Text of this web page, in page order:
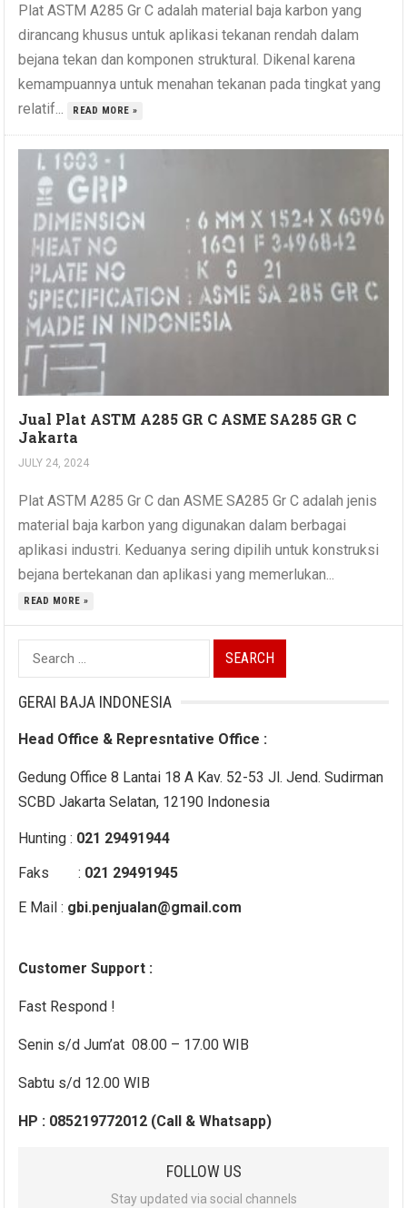
Plat ASTM A285 Gr C adalah material baja karbon yang
dirancang khusus untuk aplikasi tekanan rendah dalam
bejana tekan dan komponen struktural. Dikenal karena
kemampuannya untuk menahan tekanan pada tingkat yang
relatif...
READ MORE »
Jual Plat ASTM A285 GR C ASME SA285 GR C
Jakarta
JULY 24, 2024
Plat ASTM A285 Gr C dan ASME SA285 Gr C adalah jenis
material baja karbon yang digunakan dalam berbagai
aplikasi industri. Keduanya sering dipilih untuk konstruksi
bejana bertekanan dan aplikasi yang memerlukan...
READ MORE »
Search
for:
GERAI BAJA INDONESIA
Head Office & Represntative Office :
Gedung Office 8 Lantai 18 A Kav. 52-53 Jl. Jend. Sudirman
SCBD Jakarta Selatan, 12190 Indonesia
Hunting : 021 29491944
Faks : 021 29491945
E Mail : gbi.penjualan@gmail.com
Customer Support :
Fast Respond !
Senin s/d Jum’at 08.00 – 17.00 WIB
Sabtu s/d 12.00 WIB
HP : 085219772012 (Call & Whatsapp)
FOLLOW US
Stay updated via social channels